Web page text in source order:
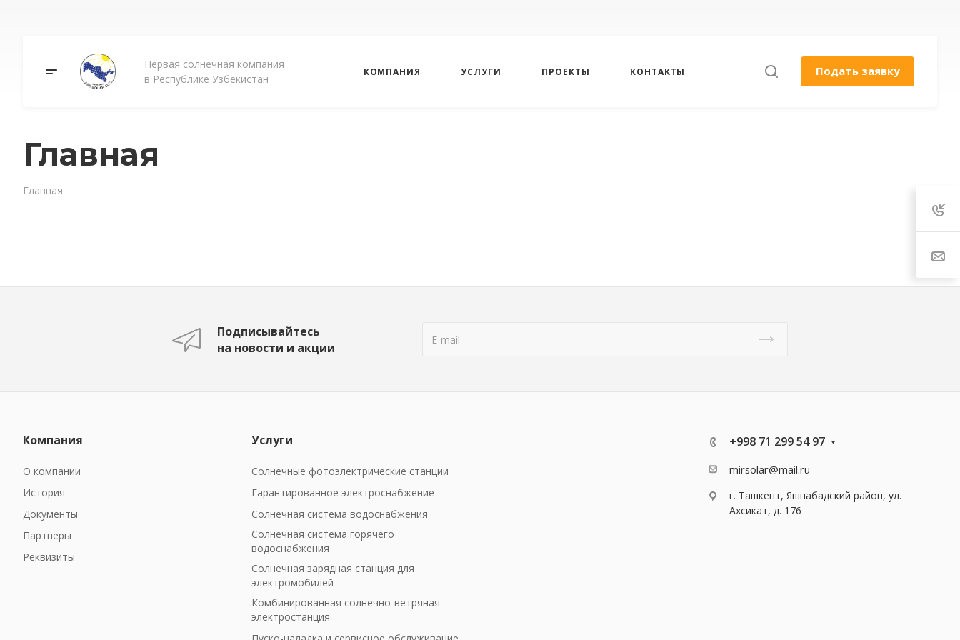
Первая солнечная компания
в Республике Узбекистан
КОМПАНИЯ УСЛУГИ ПРОЕКТЫ КОНТАКТЫ Подать заявку
Главная
Главная
Подписывайтесь
на новости и акции
Компания
О компании
История
Документы
Партнеры
Реквизиты
Услуги
Солнечные фотоэлектрические станции
Гарантированное электроснабжение
Солнечная система водоснабжения
Солнечная система горячего
водоснабжения
Солнечная зарядная станция для
электромобилей
Комбинированная солнечно-ветряная
электростанция
+998 71 299 54 97
mirsolar@mail.ru
г. Ташкент, Яшнабадский район, ул.
Ахсикат, д. 176